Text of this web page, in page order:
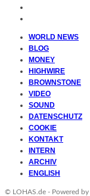
WORLD NEWS
BLOG
MONEY
HIGHWIRE
BROWNSTONE
VIDEO
SOUND
DATENSCHUTZ
COOKIE
KONTAKT
INTERN
ARCHIV
ENGLISH
© LOHAS.de - Powered by